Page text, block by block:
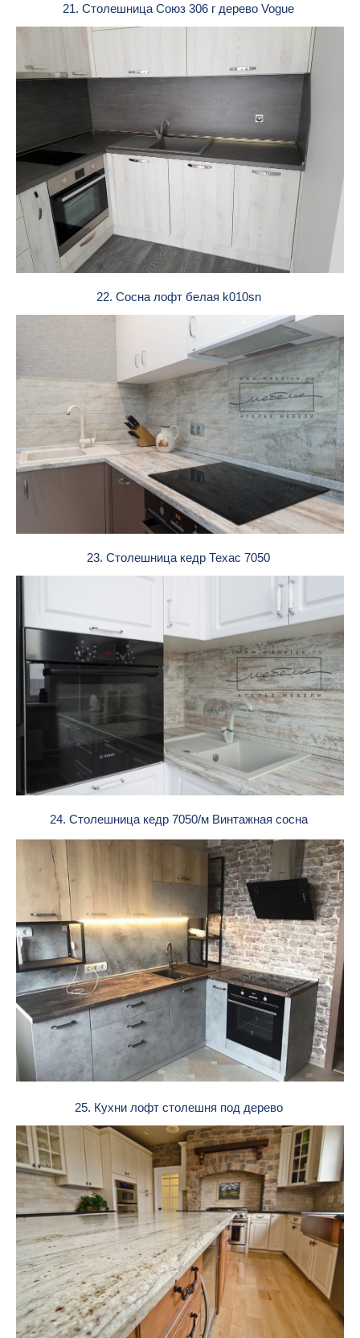
21. Столешница Союз 306 г дерево Vogue
22. Сосна лофт белая k010sn
23. Столешница кедр Техас 7050
24. Столешница кедр 7050/м Винтажная сосна
25. Кухни лофт столешня под дерево